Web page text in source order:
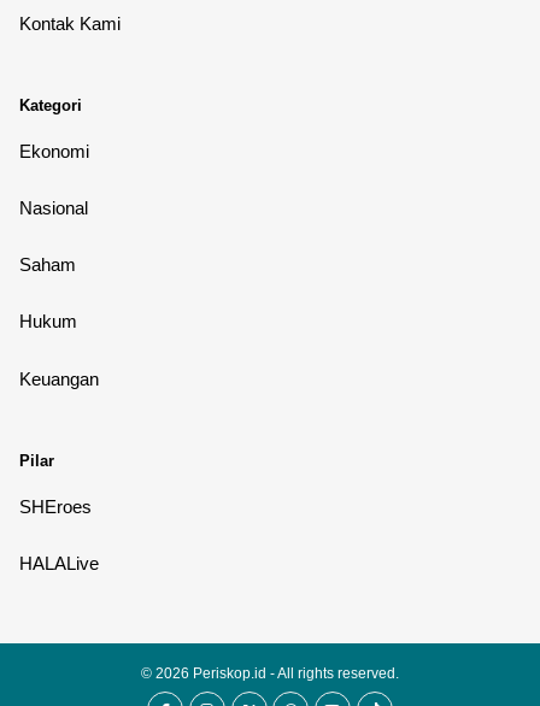
Kontak Kami
Kategori
Ekonomi
Nasional
Saham
Hukum
Keuangan
Pilar
SHEroes
HALALive
© 2026 Periskop.id - All rights reserved.